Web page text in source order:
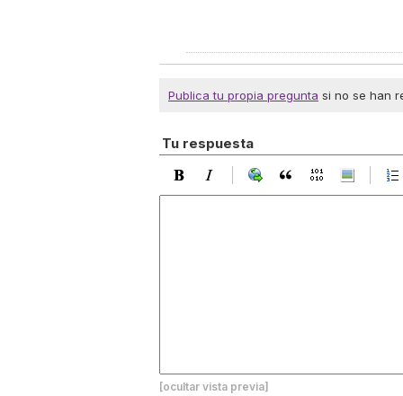
Publica tu propia pregunta si no se han
Tu respuesta
[ocultar vista previa]